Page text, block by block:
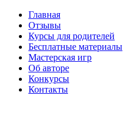
Главная
Отзывы
Курсы для родителей
Бесплатные материалы
Мастерская игр
Об авторе
Конкурсы
Контакты